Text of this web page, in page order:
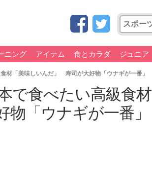
ニング アイテム 食とカラダ ジュニア
材「美味しいんだ」 寿司が大好物「ウナギが一番」
で食べたい高級食材
「ウナギが一番」